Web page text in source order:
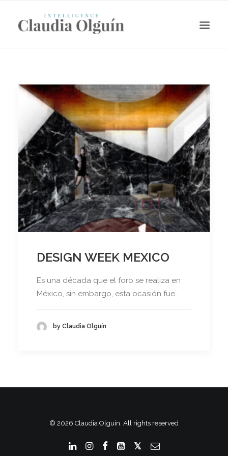
Search
DESIGN WEEK MEXICO
Es una década que el foro se realiza en
México, sin embargo, esta ocasión fue…
by Claudia Olguín
© 2026 Claudia Olguín. All rights reserved